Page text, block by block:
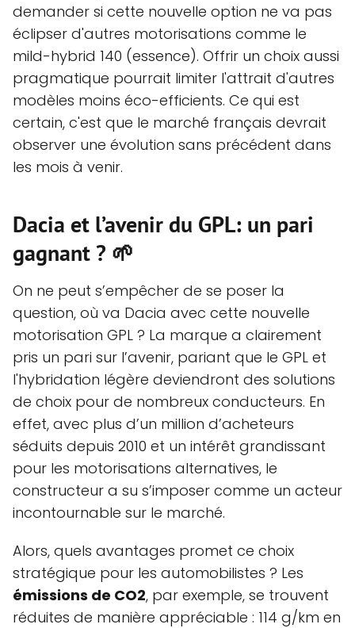
demander si cette nouvelle option ne va pas
éclipser d'autres motorisations comme le
mild-hybrid 140 (essence). Offrir un choix aussi
pragmatique pourrait limiter l'attrait d'autres
modèles moins éco-efficients. Ce qui est
certain, c'est que le marché français devrait
observer une évolution sans précédent dans
les mois à venir.
Dacia et l’avenir du GPL: un pari
gagnant ? 🌱
On ne peut s’empêcher de se poser la
question, où va Dacia avec cette nouvelle
motorisation GPL ? La marque a clairement
pris un pari sur l’avenir, pariant que le GPL et
l'hybridation légère deviendront des solutions
de choix pour de nombreux conducteurs. En
effet, avec plus d’un million d’acheteurs
séduits depuis 2010 et un intérêt grandissant
pour les motorisations alternatives, le
constructeur a su s’imposer comme un acteur
incontournable sur le marché.
Alors, quels avantages promet ce choix
stratégique pour les automobilistes ? Les
émissions de CO2, par exemple, se trouvent
réduites de manière appréciable : 114 g/km en